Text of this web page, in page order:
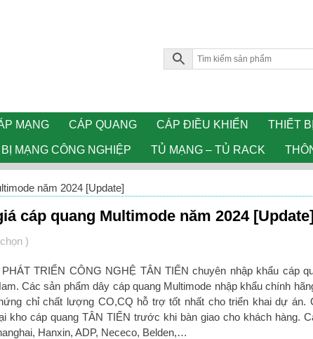
MẠNG CÁP QUANG CÁP ĐIỀU KHIỂN THIẾT
MẠNG CÔNG NGHIỆP TỦ MẠNG – TỦ RACK
năm 2024 [Update]
cáp quang Multimode năm 2024
)
TRIỂN CÔNG NGHỆ TÂN TIẾN chuyên nhập khẩu cáp
Các sản phẩm dây cáp quang Multimode nhập khẩu chính
chỉ chất lượng CO,CQ hỗ trợ tốt nhất cho triển khai dự án.
cáp quang TÂN TIẾN trước khi bàn giao cho khách hàng.
Hanxin, ADP, Nececo, Belden,…